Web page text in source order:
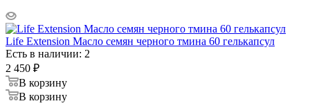
Life Extension Масло семян черного тмина 60 гелькапсул
Есть в наличии: 2
2 450 ₽
В корзину
В корзину